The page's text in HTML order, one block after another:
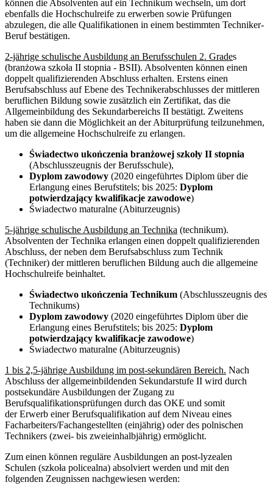
können die Absolventen auf ein Technikum wechseln, um dort
ebenfalls die Hochschulreife zu erwerben sowie Prüfungen
abzulegen, die alle Qualifikationen in einem bestimmten Techniker-
Beruf bestätigen.
2-jährige schulische Ausbildung an Berufsschulen 2. Grades
(branżowa szkoła II stopnia - BSII). Absolventen können einen
doppelt qualifizierenden Abschluss erhalten. Erstens einen
Berufsabschluss auf Ebene des Technikerabschlusses der mittleren
beruflichen Bildung sowie zusätzlich ein Zertifikat, das die
Allgemeinbildung des Sekundarbereichs II bestätigt. Zweitens
haben sie dann die Möglichkeit an der Abiturprüfung teilzunehmen,
um die allgemeine Hochschulreife zu erlangen.
Świadectwo ukończenia branżowej szkoły II stopnia
(Abschlusszeugnis der Berufsschule),
Dyplom zawodowy (2020 eingeführtes Diplom über die
Erlangung eines Berufstitels; bis 2025: Dyplom
potwierdzający kwalifikacje zawodowe)
Świadectwo maturalne (Abiturzeugnis)
5-jährige schulische Ausbildung an Technika (technikum).
Absolventen der Technika erlangen einen doppelt qualifizierenden
Abschluss, der neben dem Berufsabschluss zum Technik
(Techniker) der mittleren beruflichen Bildung auch die allgemeine
Hochschulreife beinhaltet.
Świadectwo ukończenia Technikum (Abschlusszeugnis des
Technikums)
Dyplom zawodowy (2020 eingeführtes Diplom über die
Erlangung eines Berufstitels; bis 2025: Dyplom
potwierdzający kwalifikacje zawodowe)
Świadectwo maturalne (Abiturzeugnis)
1 bis 2,5-jährige Ausbildung im post-sekundären Bereich. Nach
Abschluss der allgemeinbildenden Sekundarstufe II wird durch
postsekundäre Ausbildungen der Zugang zu
Berufsqualifikationsprüfungen durch das OKE und somit
der Erwerb einer Berufsqualifikation auf dem Niveau eines
Facharbeiters/Fachangestellten (einjährig) oder des polnischen
Technikers (zwei- bis zweieinhalbjährig) ermöglicht.
Zum einen können reguläre Ausbildungen an post-lyzealen
Schulen (szkoła policealna) absolviert werden und mit den
folgenden Zeugnissen nachgewiesen werden: